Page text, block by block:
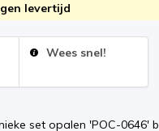
levertijd
Wees snel!
set opalen 'POC-0646'